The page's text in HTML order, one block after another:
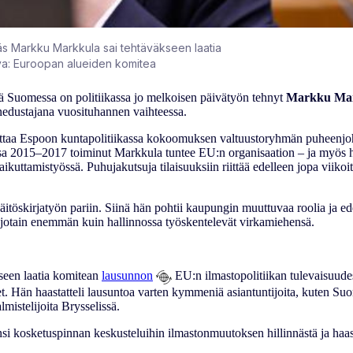
Markku Markkula sai tehtäväkseen laatia
Euroopan alueiden komitea
on politiikassa jo melkoisen päivätyön tehnytMarkku
vuosituhannen vaihteessa.
Espoon kuntapolitiikassa kokoomuksen valtuustoryhmän
2015–2017 toiminut Markkula tuntee EU:n organisaation – ja
Puhujakutsuja tilaisuuksiin riittää edelleen jopa
pariin. Siinä hän pohtii kaupungin muuttuvaa roolia ja
enemmän kuin hallinnossa työskentelevät virkamiehensä.
laatia komitean lausunnon
EU:n ilmastopolitiikan
Hän haastatteli lausuntoa varten kymmeniä asiantuntijoita, kuten
Brysselissä.
kosketuspinnan keskusteluihin ilmastonmuutoksen hillinnästä ja